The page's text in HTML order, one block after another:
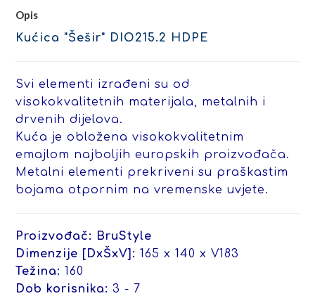
Opis
Kućica "Šešir" DIO215.2 HDPE
Svi elementi izrađeni su od
visokokvalitetnih materijala, metalnih i
drvenih dijelova.
Kuća je obložena visokokvalitetnim
emajlom najboljih europskih proizvođača.
Metalni elementi prekriveni su praškastim
bojama otpornim na vremenske uvjete.
Proizvođač: BruStyle
Dimenzije [DxŠxV]: 165 x 140 x V183
Težina: 160
Dob korisnika: 3 - 7